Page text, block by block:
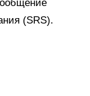
(SRS).